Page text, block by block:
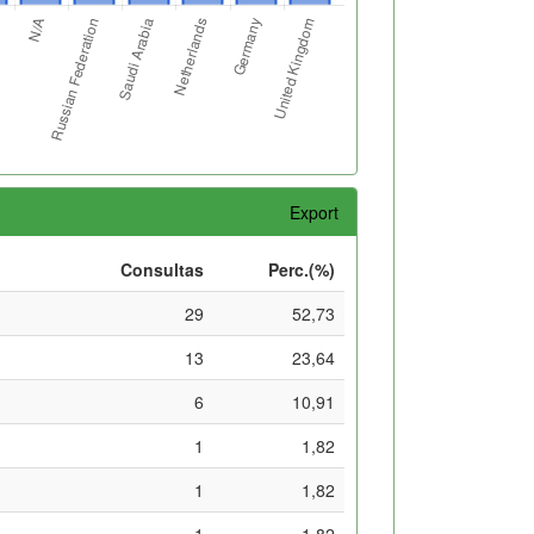
Export
Consultas
Perc.(%)
29
52,73
13
23,64
6
10,91
1
1,82
1
1,82